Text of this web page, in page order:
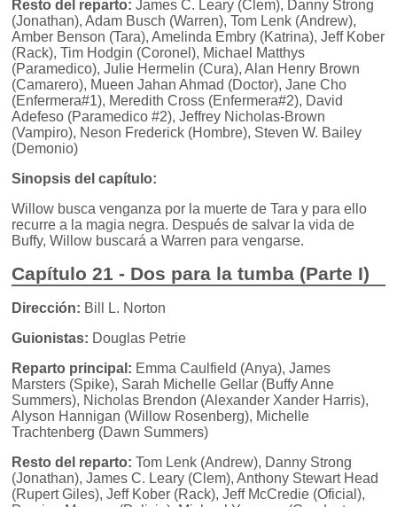
Resto del reparto: James C. Leary (Clem), Danny Strong
(Jonathan), Adam Busch (Warren), Tom Lenk (Andrew),
Amber Benson (Tara), Amelinda Embry (Katrina), Jeff Kober
(Rack), Tim Hodgin (Coronel), Michael Matthys
(Paramedico), Julie Hermelin (Cura), Alan Henry Brown
(Camarero), Mueen Jahan Ahmad (Doctor), Jane Cho
(Enfermera#1), Meredith Cross (Enfermera#2), David
Adefeso (Paramedico #2), Jeffrey Nicholas-Brown
(Vampiro), Neson Frederick (Hombre), Steven W. Bailey
(Demonio)
Sinopsis del capítulo:
Willow busca venganza por la muerte de Tara y para ello
recurre a la magia negra. Después de salvar la vida de
Buffy, Willow buscará a Warren para vengarse.
Capítulo 21 - Dos para la tumba (Parte I)
Dirección: Bill L. Norton
Guionistas: Douglas Petrie
Reparto principal: Emma Caulfield (Anya), James
Marsters (Spike), Sarah Michelle Gellar (Buffy Anne
Summers), Nicholas Brendon (Alexander Xander Harris),
Alyson Hannigan (Willow Rosenberg), Michelle
Trachtenberg (Dawn Summers)
Resto del reparto: Tom Lenk (Andrew), Danny Strong
(Jonathan), James C. Leary (Clem), Anthony Stewart Head
(Rupert Giles), Jeff Kober (Rack), Jeff McCredie (Oficial),